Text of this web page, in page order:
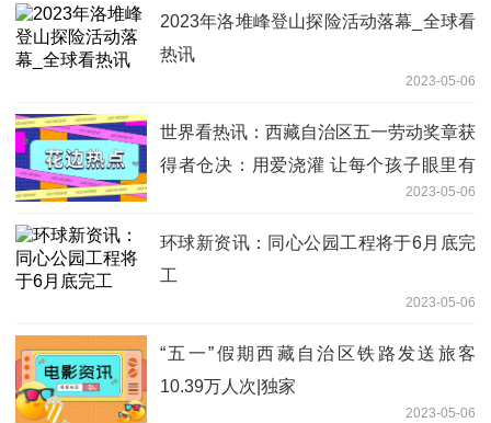
2023年洛堆峰登山探险活动落幕_全球看
热讯
2023-05-06
世界看热讯：西藏自治区五一劳动奖章获
得者仓决：用爱浇灌 让每个孩子眼里有
2023-05-06
环球新资讯：同心公园工程将于6月底完
工
2023-05-06
“五一”假期西藏自治区铁路发送旅客
10.39万人次|独家
2023-05-06